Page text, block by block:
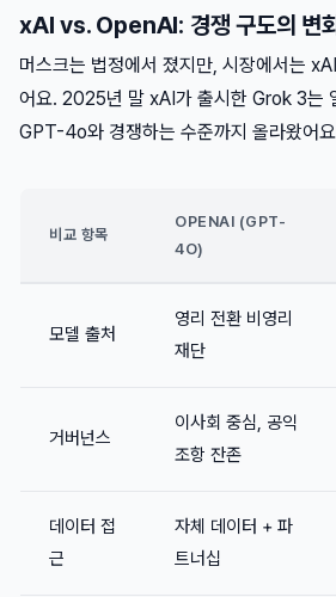
xAI vs. OpenAI: 경쟁 구도의 변
머스크는 법정에서 졌지만, 시장에서는
어요. 2025년 말 xAI가 출시한 Grok 3는
GPT-4o와 경쟁하는 수준까지 올라왔어
비교 항목
OPENAI (GPT-
4O)
모델 출처
영리 전환 비영리
재단
거버넌스
이사회 중심, 공익
조항 잔존
데이터 접
근
자체 데이터 + 파
트너십